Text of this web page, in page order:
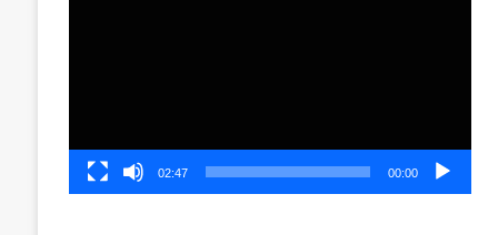
00:00
02:47